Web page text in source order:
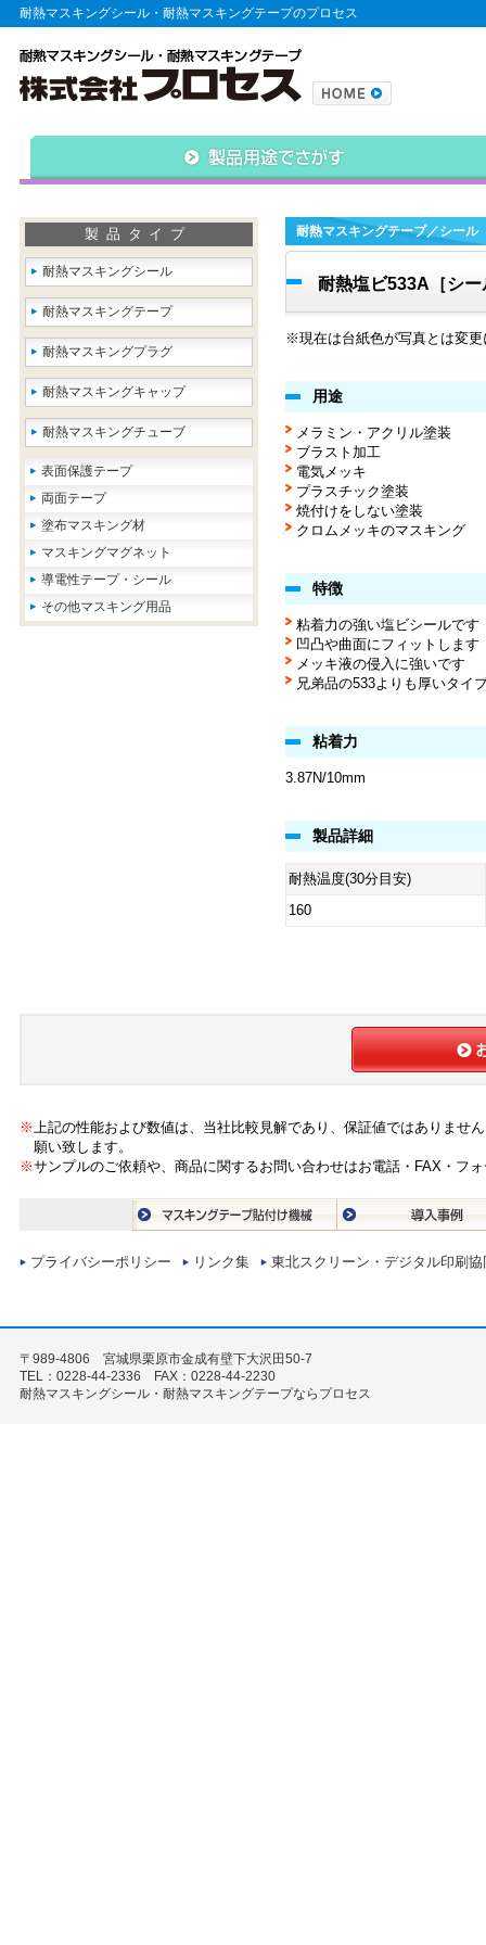
耐熱マスキングシール・耐熱マスキングテープのプロセス
製品タイプ
耐熱マスキングシール
耐熱マスキングテープ
耐熱マスキングプラグ
耐熱マスキングキャップ
耐熱マスキングチューブ
表面保護テープ
両面テープ
塗布マスキング材
マスキングマグネット
導電性テープ・シール
その他マスキング用品
耐熱マスキングテープ／シール
耐熱塩ビ533A［シー
※現在は台紙色が写真とは変更
用途
メラミン・アクリル塗装
ブラスト加工
電気メッキ
プラスチック塗装
焼付けをしない塗装
クロムメッキのマスキング
特徴
粘着力の強い塩ビシールです
凹凸や曲面にフィットします
メッキ液の侵入に強いです
兄弟品の533よりも厚いタイ
粘着力
3.87N/10mm
製品詳細
耐熱温度(30分目安)
160
※上記の性能および数値は、当社比較見解であり、保証値ではありませ
願い致します。
※サンプルのご依頼や、商品に関するお問い合わせはお電話・FAX・フ
プライバシーポリシー リンク集 東北スクリーン・デジタル印刷協
〒989-4806 宮城県栗原市金成有壁下大沢田50-7
TEL：0228-44-2336 FAX：0228-44-2230
耐熱マスキングシール・耐熱マスキングテープならプロセス